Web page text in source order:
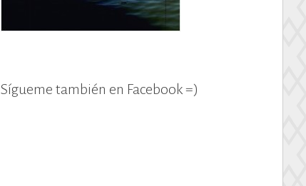
Sígueme también en Facebook =)